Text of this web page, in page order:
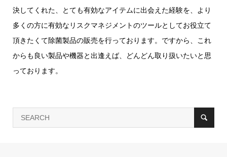
決してくれた、とても有効なアイテムに出会えた経験を、より
多くの方に有効なリスクマネジメントのツールとしてお役立て
頂きたくて除菌製品の販売を行っております。ですから、これ
からも良い製品や機器と出逢えば、どんどん取り扱いたいと思
っております。